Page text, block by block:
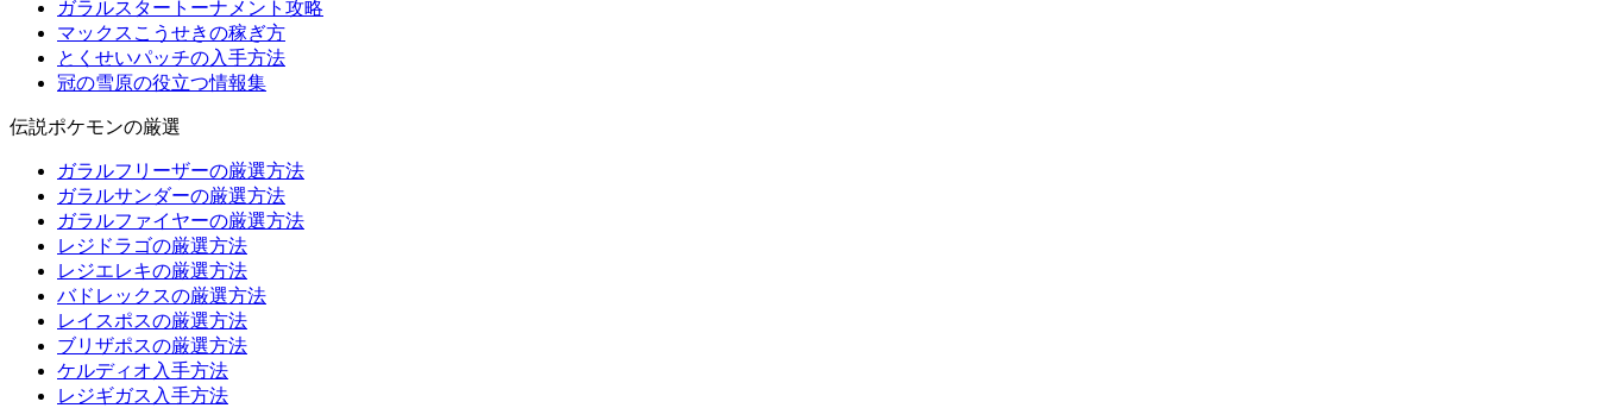
ガラルスタートーナメント攻略
マックスこうせきの稼ぎ方
とくせいパッチの入手方法
冠の雪原の役立つ情報集
伝説ポケモンの厳選
ガラルフリーザーの厳選方法
ガラルサンダーの厳選方法
ガラルファイヤーの厳選方法
レジドラゴの厳選方法
レジエレキの厳選方法
バドレックスの厳選方法
レイスポスの厳選方法
ブリザポスの厳選方法
ケルディオ入手方法
レジギガス入手方法